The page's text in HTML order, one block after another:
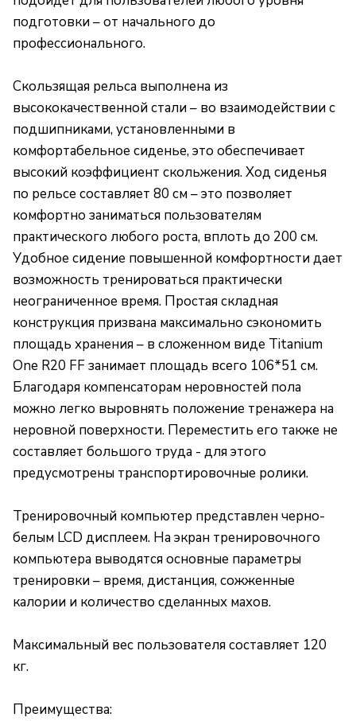
подготовки – от начального до
профессионального.
Скользящая рельса выполнена из
высококачественной стали – во взаимодействии с
подшипниками, установленными в
комфортабельное сиденье, это обеспечивает
высокий коэффициент скольжения. Ход сиденья
по рельсе составляет 80 см – это позволяет
комфортно заниматься пользователям
практического любого роста, вплоть до 200 см.
Удобное сидение повышенной комфортности дает
возможность тренироваться практически
неограниченное время. Простая складная
конструкция призвана максимально сэкономить
площадь хранения – в сложенном виде Titanium
One R20 FF занимает площадь всего 106*51 см.
Благодаря компенсаторам неровностей пола
можно легко выровнять положение тренажера на
неровной поверхности. Переместить его также не
составляет большого труда - для этого
предусмотрены транспортировочные ролики.
Тренировочный компьютер представлен черно-
белым LCD дисплеем. На экран тренировочного
компьютера выводятся основные параметры
тренировки – время, дистанция, сожженные
калории и количество сделанных махов.
Максимальный вес пользователя составляет 120
кг.
Преимущества: